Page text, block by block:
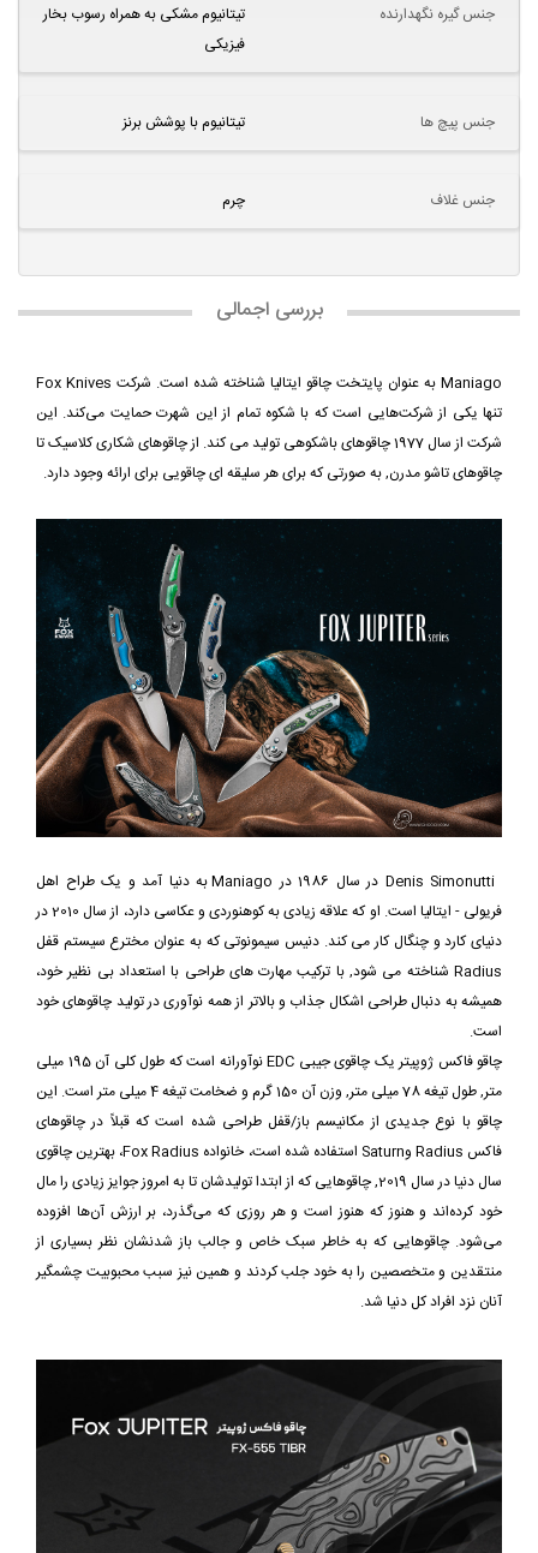
جنس گیره نگهدارنده
تیتانیوم مشکی به همراه رسوب بخار
فیزیکی
جنس پیچ ها تیتانیوم با پوشش برنز
جنس غلاف چرم
بررسی اجمالی
Maniago به عنوان پایتخت چاقو ایتالیا شناخته شده است. شرکت Fox Knives
تنها یکی از شرکت‌هایی است که با شکوه تمام از این شهرت حمایت می‌کند. این
شرکت از سال 1977 چاقوهای باشکوهی تولید می کند. از چاقوهای شکاری کلاسیک تا
چاقوهای تاشو مدرن, به صورتی که برای هر سلیقه ای چاقویی برای ارائه وجود دارد.
Denis Simonutti در سال 1986 در Maniago به دنیا آمد و یک طراح اهل
فریولی - ایتالیا است. او که علاقه زیادی به کوهنوردی و عکاسی دارد، از سال 2010 در
دنیای کارد و چنگال کار می کند. دنیس سیمونوتی که به عنوان مخترع سیستم قفل
Radius شناخته می شود, با ترکیب مهارت های طراحی با استعداد بی نظیر خود،
همیشه به دنبال طراحی اشکال جذاب و بالاتر از همه نوآوری در تولید چاقوهای خود
است.
چاقو فاکس ژوپیتر یک چاقوی جیبی EDC نوآورانه است که طول کلی آن 195 میلی
متر, طول تیغه 78 میلی متر, وزن آن 150 گرم و ضخامت تیغه 4 میلی متر است. این
چاقو با نوع جدیدی از مکانیسم باز/قفل طراحی شده است که قبلاً در چاقوهای
فاکس Radius وSaturn استفاده شده است، خانواده Fox Radius، بهترین چاقوی
سال دنیا در سال 2019, چاقوهایی که از ابتدا تولیدشان تا به امروز جوایز زیادی را مال
خود کرده‌اند و هنوز که هنوز است و هر روزی که می‌گذرد، بر ارزش آن‌ها افزوده
می‌شود. چاقوهایی که به خاطر سبک خاص و جالب باز شدنشان نظر بسیاری از
منتقدین و متخصصین را به خود جلب کردند و همین نیز سبب محبوبیت چشمگیر
آنان نزد افراد کل دنیا شد.